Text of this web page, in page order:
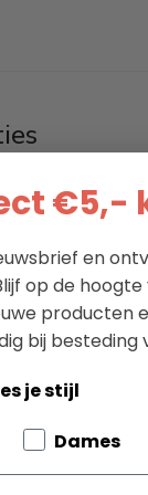
€5,-
en
op de hoogte
producten
bij besteding
je stijl
your pets
Dames